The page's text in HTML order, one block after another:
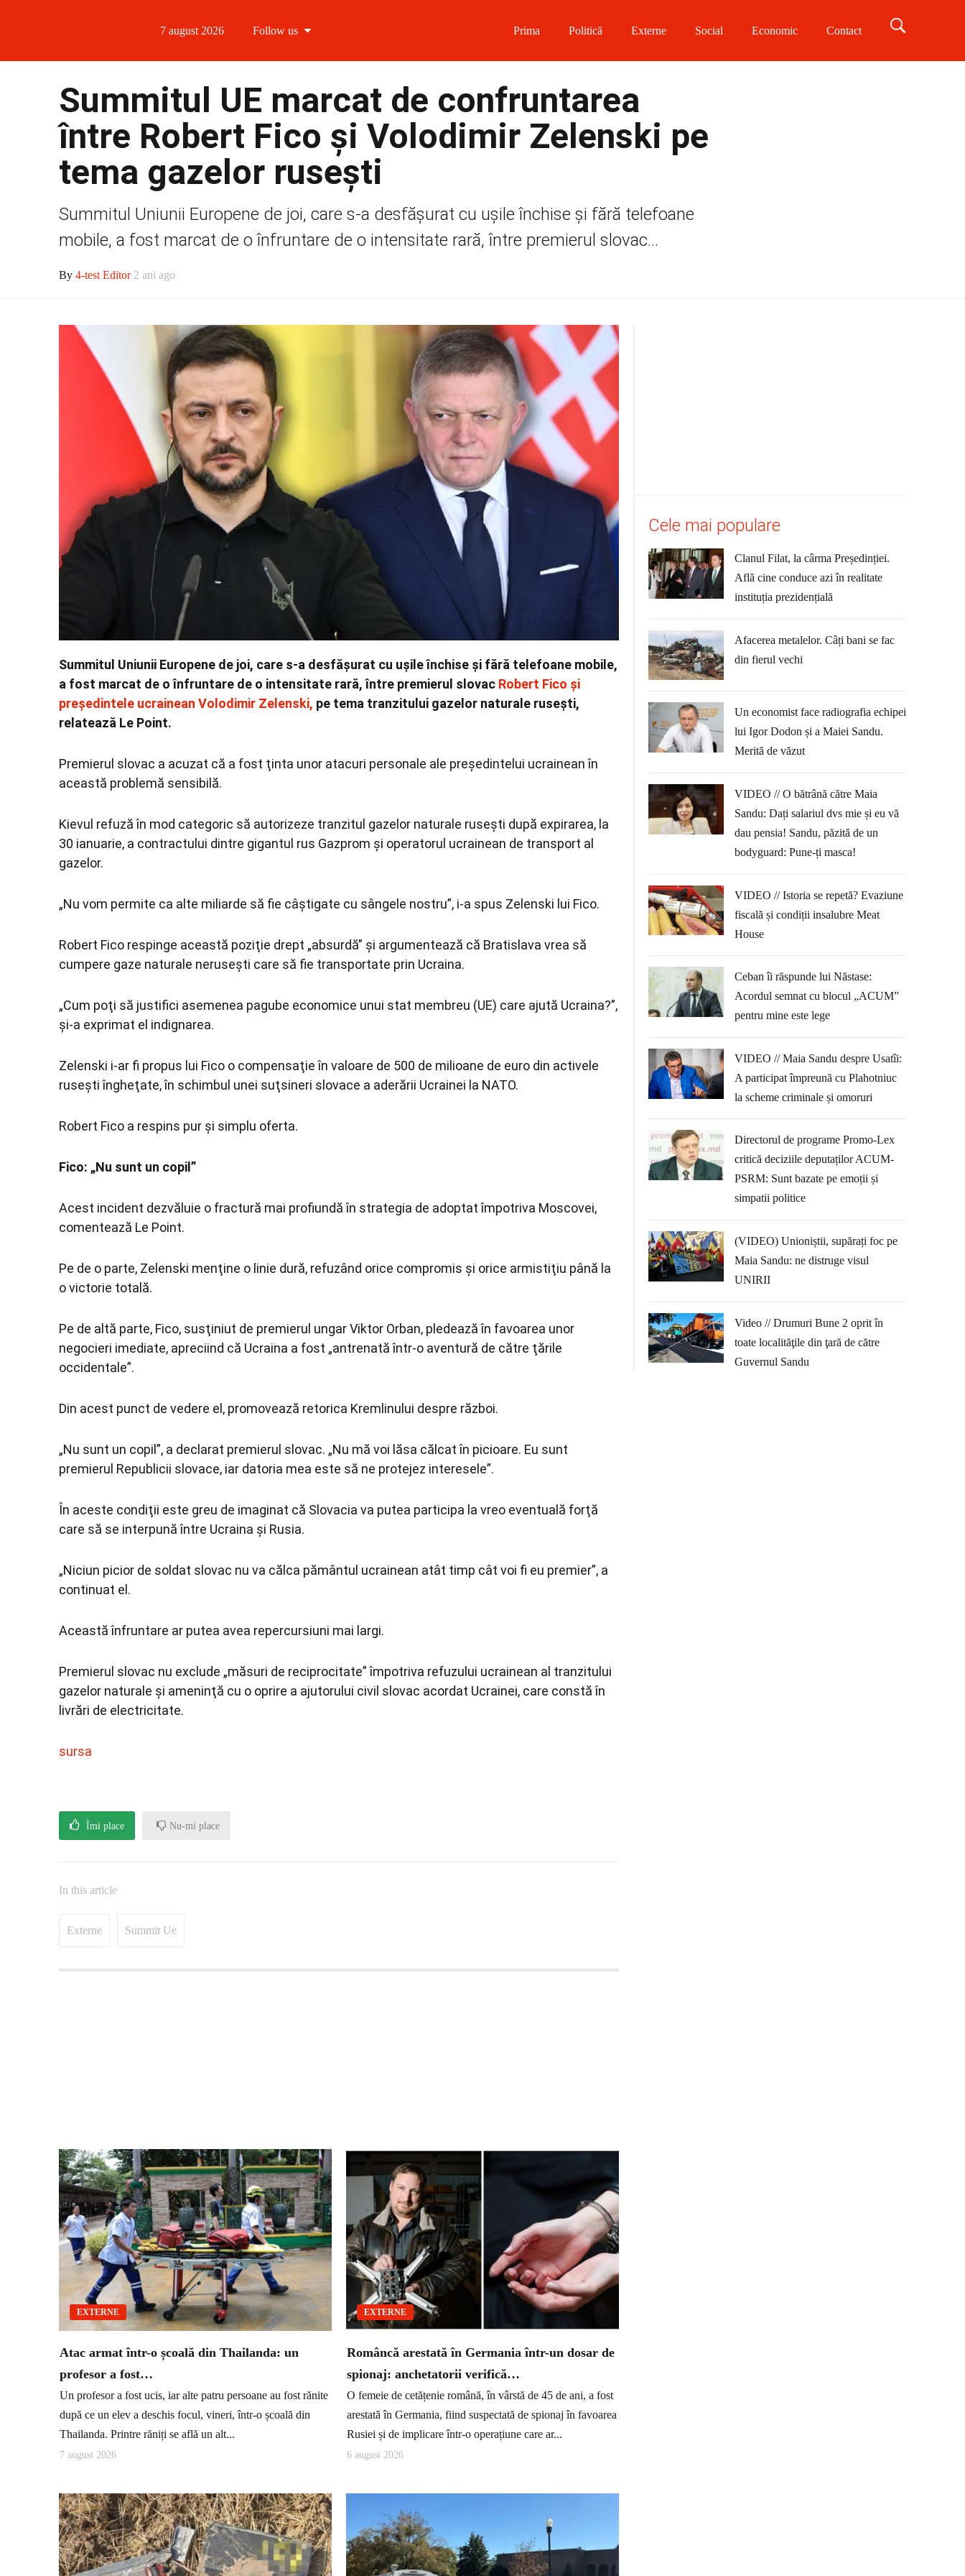
7 august 2026 Follow us
Follow us on Twitter
Follow us on Instagram
Follow us on Telegram
Prima Politică Externe Social Economic Contact
Summitul UE marcat de confruntarea
între Robert Fico și Volodimir Zelenski pe
tema gazelor rusești
Summitul Uniunii Europene de joi, care s-a desfășurat cu uşile închise şi fără telefoane
mobile, a fost marcat de o înfruntare de o intensitate rară, între premierul slovac...
By 4-test Editor 2 ani ago
Summitul Uniunii Europene de joi, care s-a desfășurat cu uşile închise şi fără telefoane mobile,
a fost marcat de o înfruntare de o intensitate rară, între premierul slovac Robert Fico şi
preşedintele ucrainean Volodimir Zelenski, pe tema tranzitului gazelor naturale ruseşti,
relatează Le Point.
Premierul slovac a acuzat că a fost ţinta unor atacuri personale ale preşedintelui ucrainean în
această problemă sensibilă.
Kievul refuză în mod categoric să autorizeze tranzitul gazelor naturale ruseşti după expirarea, la
30 ianuarie, a contractului dintre gigantul rus Gazprom şi operatorul ucrainean de transport al
gazelor.
„Nu vom permite ca alte miliarde să fie câştigate cu sângele nostru”, i-a spus Zelenski lui Fico.
Robert Fico respinge această poziţie drept „absurdă” şi argumentează că Bratislava vrea să
cumpere gaze naturale neruseşti care să fie transportate prin Ucraina.
„Cum poţi să justifici asemenea pagube economice unui stat membreu (UE) care ajută Ucraina?”,
şi-a exprimat el indignarea.
Zelenski i-ar fi propus lui Fico o compensaţie în valoare de 500 de milioane de euro din activele
ruseşti îngheţate, în schimbul unei suţsineri slovace a aderării Ucrainei la NATO.
Robert Fico a respins pur şi simplu oferta.
Fico: „Nu sunt un copil”
Acest incident dezvăluie o fractură mai profiundă în strategia de adoptat împotriva Moscovei,
comentează Le Point.
Pe de o parte, Zelenski menţine o linie dură, refuzând orice compromis şi orice armistiţiu până la
o victorie totală.
Pe de altă parte, Fico, susţiniut de premierul ungar Viktor Orban, pledează în favoarea unor
negocieri imediate, apreciind că Ucraina a fost „antrenată într-o aventură de către ţările
occidentale”.
Din acest punct de vedere el, promovează retorica Kremlinului despre război.
„Nu sunt un copil”, a declarat premierul slovac. „Nu mă voi lăsa călcat în picioare. Eu sunt
premierul Republicii slovace, iar datoria mea este să ne protejez interesele”.
În aceste condiţii este greu de imaginat că Slovacia va putea participa la vreo eventuală forţă
care să se interpună între Ucraina şi Rusia.
„Niciun picior de soldat slovac nu va călca pământul ucrainean atât timp cât voi fi eu premier”, a
continuat el.
Această înfruntare ar putea avea repercursiuni mai largi.
Premierul slovac nu exclude „măsuri de reciprocitate” împotriva refuzului ucrainean al tranzitului
gazelor naturale şi ameninţă cu o oprire a ajutorului civil slovac acordat Ucrainei, care constă în
livrări de electricitate.
sursa
Îmi place Nu-mi place
In this article
Externe Summit Ue
EXTERNE
Atac armat într-o școală din Thailanda: un
profesor a fost…
Un profesor a fost ucis, iar alte patru persoane au fost rănite
după ce un elev a deschis focul, vineri, într-o școală din
Thailanda. Printre răniți se află un alt...
7 august 2026
EXTERNE
Româncă arestată în Germania într-un dosar de
spionaj: anchetatorii verifică…
O femeie de cetățenie română, în vârstă de 45 de ani, a fost
arestată în Germania, fiind suspectată de spionaj în favoarea
Rusiei și de implicare într-o operațiune care ar...
6 august 2026
Cele mai populare
Clanul Filat, la cârma Președinției.
Află cine conduce azi în realitate
instituția prezidențială
Afacerea metalelor. Câți bani se fac
din fierul vechi
Un economist face radiografia echipei
lui Igor Dodon și a Maiei Sandu.
Merită de văzut
VIDEO // O bătrână către Maia
Sandu: Dați salariul dvs mie și eu vă
dau pensia! Sandu, păzită de un
bodyguard: Pune-ți masca!
VIDEO // Istoria se repetă? Evaziune
fiscală și condiții insalubre Meat
House
Ceban îi răspunde lui Năstase:
Acordul semnat cu blocul „ACUM”
pentru mine este lege
VIDEO // Maia Sandu despre Usatîi:
A participat împreună cu Plahotniuc
la scheme criminale și omoruri
Directorul de programe Promo-Lex
critică deciziile deputaților ACUM-
PSRM: Sunt bazate pe emoții și
simpatii politice
(VIDEO) Unioniștii, supărați foc pe
Maia Sandu: ne distruge visul
UNIRII
Video // Drumuri Bune 2 oprit în
toate localităţile din ţară de către
Guvernul Sandu